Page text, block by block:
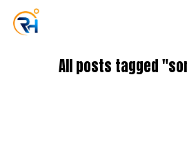
All posts tagged